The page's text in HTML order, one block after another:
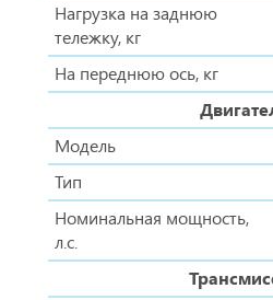
Нагрузка на заднюю
тележку, кг
На переднюю ось, кг
Модель
Тип
Номинальная мощность,
л.с.